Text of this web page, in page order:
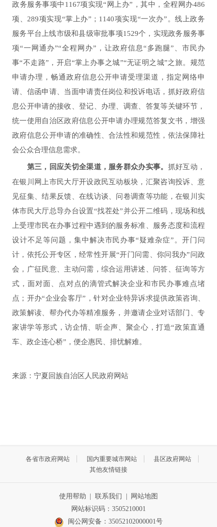
政务服务事项中1167项实现“网上办”，其中，全程网办486
项、289项实现“掌上办”；1140项实现“一次办”。线上政务
服务平台上线市级和县级审批事项1529个，实现政务服务事
项“一网通办”“全程网办”，让政府信息“多跑腿”、市民办
事“不走路”，开启“掌上办事之城”“无证明之城”之旅。规范
申请办理，畅通政府信息公开申请受理渠道，指定网络申
请、信函申请、当面申请责任岗位和投诉电话，抓好政府信
息公开申请的接收、登记、办理、调查、答复等关键环节，
统一使用自治区政府信息公开申请办理规范答复文书，增强
政府信息公开申请的准确性、合法性和规范性，依法保障社
会公众合理信息需求。
第三，回应关切全渠道，服务群众办实事。 抓好互动，
在银川网上市民大厅开设政民互动板块，汇聚咨询投诉、意
见征集、结果反馈、在线访谈、问卷调查等功能，在银川实
体市民大厅总导办台设置“找茬处”并公开二维码，现场和线
上受理市民在办事过程中遇到的服务标准、服务态度和流程
设计不足等问题，集中解决市民办事“疑难杂症”。开门问
计，依托公开专区，经常性开展“开门问需、你问我办”问政
会，广征民意、主动问需，综合运用讲述、问答、征询等方
式，面对面、点对点的滴管式解决企业和市民办事难点堵
点；开办“企业会客厅”，针对企业特异诉求提供政策咨询、
政策解读、帮办代办等精准服务，并邀请企业对话部门、专
家讲学等形式，访企情、听企声、聚企心，打造“政策直通
车、政企连心桥”，便企惠民、排忧解难。
来源：宁夏回族自治区人民政府网站
各省市政府网站 国内重要城市网站
县区政府网站
其他友情链接
使用帮助 联系我们
网站地图
网站标识码：3505210001
闽公网安备：35052102000001号